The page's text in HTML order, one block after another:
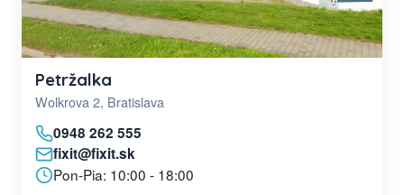
Petržalka
Wolkrova 2, Bratislava
0948 262 555
fixit@fixit.sk
Pon-Pia: 10:00 - 18:00